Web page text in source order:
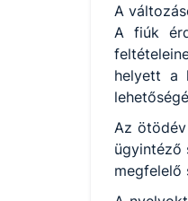
A
A fiúk
helyett a
Az
ügyintéző
megfelelő